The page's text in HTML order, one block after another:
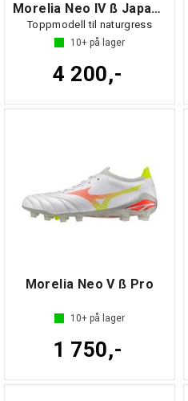
Morelia Neo IV ß Japan MIX
Toppmodell til naturgress
10+ på lager
4 200,-
Morelia Neo V ß Pro
10+ på lager
1 750,-